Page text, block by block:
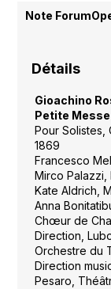
Note
Détails
Gioachino
Petite
Pour
1869
Francesco
Mirco Palazzi,
Kate Aldrich,
Anna
Chœur de
Direction,
Orchestre du
Direction
Pesaro,